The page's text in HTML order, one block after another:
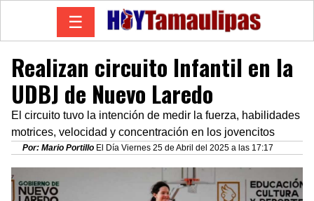
☰
Realizan circuito Infantil en la
UDBJ de Nuevo Laredo
El circuito tuvo la intención de medir la fuerza, habilidades
motrices, velocidad y concentración en los jovencitos
Por: Mario Portillo El Día Viernes 25 de Abril del 2025 a las 17:17